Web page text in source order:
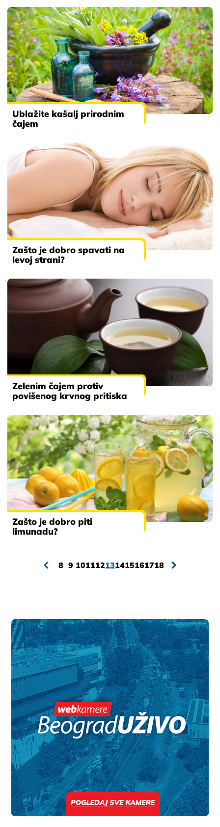
Ublažite kašalj prirodnim
čajem
Zašto je dobro spavati na
levoj strani?
Zelenim čajem protiv
povišenog krvnog pritiska
Zašto je dobro piti
limunadu?
8 9 101112131415161718